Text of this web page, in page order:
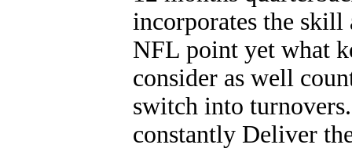
incorporates the
NFL point yet what
consider as well
switch into
constantly Deliver